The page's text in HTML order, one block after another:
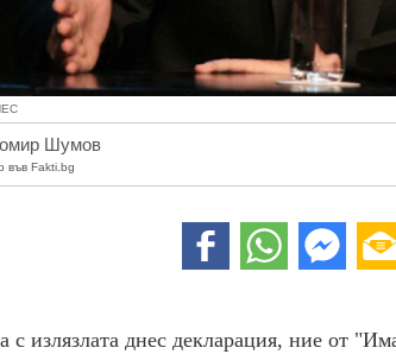
Шумов
във Fakti.bg
с излязлата днес декларация, ние от